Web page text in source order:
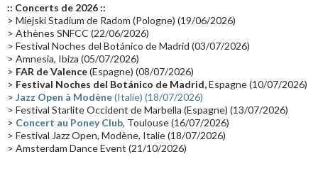
Passages radio Vidéo Jarrecast (16) Synthé 80's
Les concerts en Chine(16) Cinéma
Synthé Roland(15) Belgique(15)
(14) Astronomie (14)
Tournée 2025(14) 2024(14) Chine(13)
:: Concerts de 2026 ::
> Miejski Stadium de Radom (Pologne) (19/06/2026)
> Athènes SNFCC (22/06/2026)
> Festival Noches del Botánico de Madrid (03/07/2026)
> Amnesia, Ibiza (05/07/2026)
> FAR de Valence(Espagne) (08/07/2026)
> Festival Noches del Botánico de Madrid,Espagne (10/07/2026)
> Jazz Open à Modène(Italie) (18/07/2026)
> Festival Starlite Occident de Marbella (Espagne) (13/07/2026)
> Concert au Poney Club, Toulouse (16/07/2026)
> Festival Jazz Open, Modène, Italie (18/07/2026)
> Amsterdam Dance Event (21/10/2026)